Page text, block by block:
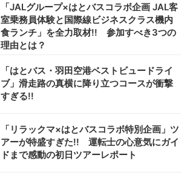
「JALグループ×はとバスコラボ企画 JAL客
室乗務員体験と国際線ビジネスクラス機内
食ランチ」を全力取材!! 参加すべき3つの
理由とは？
「はとバス・羽田空港ベストビュードライ
ブ」滑走路の真横に降り立つコースが衝撃
すぎる!!
「リラックマ×はとバスコラボ特別企画」ツ
アーが特盛すぎた!! 運転士の心意気にガイ
ドまで感動の初日ツアーレポート